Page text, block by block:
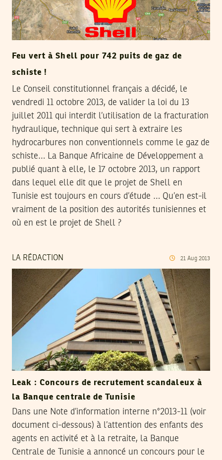
Feu vert à Shell pour 742 puits de gaz de
schiste !
Le Conseil constitutionnel français a décidé, le
vendredi 11 octobre 2013, de valider la loi du 13
juillet 2011 qui interdit l’utilisation de la fracturation
hydraulique, technique qui sert à extraire les
hydrocarbures non conventionnels comme le gaz de
schiste… La Banque Africaine de Développement a
publié quant à elle, le 17 octobre 2013, un rapport
dans lequel elle dit que le projet de Shell en
Tunisie est toujours en cours d’étude … Qu’en est-il
vraiment de la position des autorités tunisiennes et
où en est le projet de Shell ?
LA RÉDACTION 21 Aug 2013
Leak : Concours de recrutement scandaleux à
la Banque centrale de Tunisie
Dans une Note d’information interne n°2013-11 (voir
document ci-dessous) à l’attention des enfants des
agents en activité et à la retraite, la Banque
Centrale de Tunisie a annoncé un concours pour le